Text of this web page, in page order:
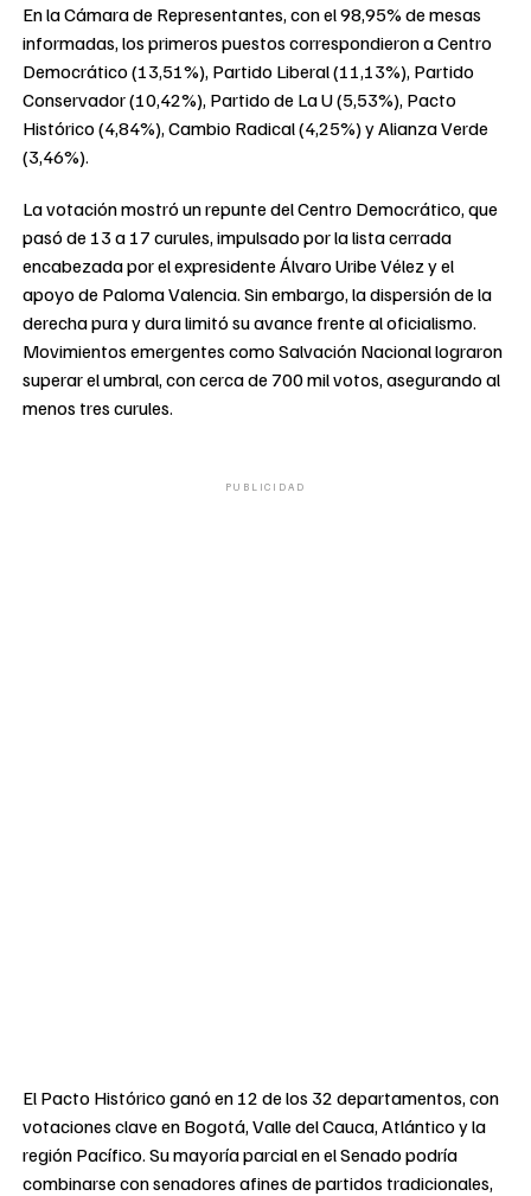
En la Cámara de Representantes, con el 98,95% de mesas
informadas, los primeros puestos correspondieron a Centro
Democrático (13,51%), Partido Liberal (11,13%), Partido
Conservador (10,42%), Partido de La U (5,53%), Pacto
Histórico (4,84%), Cambio Radical (4,25%) y Alianza Verde
(3,46%).
La votación mostró un repunte del Centro Democrático, que
pasó de 13 a 17 curules, impulsado por la lista cerrada
encabezada por el expresidente Álvaro Uribe Vélez y el
apoyo de Paloma Valencia. Sin embargo, la dispersión de la
derecha pura y dura limitó su avance frente al oficialismo.
Movimientos emergentes como Salvación Nacional lograron
superar el umbral, con cerca de 700 mil votos, asegurando al
menos tres curules.
PUBLICIDAD
El Pacto Histórico ganó en 12 de los 32 departamentos, con
votaciones clave en Bogotá, Valle del Cauca, Atlántico y la
región Pacífico. Su mayoría parcial en el Senado podría
combinarse con senadores afines de partidos tradicionales,